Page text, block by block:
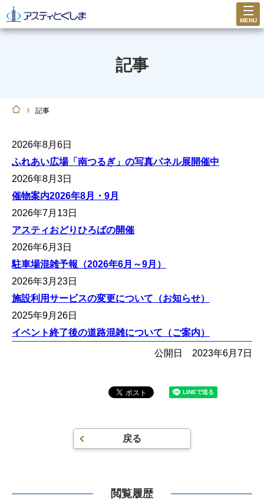
MENU
記事
› 記事
2026年8月6日
ふれあい広場「南つるぎ」の写真パネル展開催中
2026年8月3日
催物案内2026年8月・9月
2026年7月13日
アスティおどりひろばの開催
2026年6月3日
駐車場混雑予報（2026年6月～9月）
2026年3月23日
施設利用サービスの変更について（お知らせ）
2025年9月26日
イベント終了後の道路混雑について（ご案内）
公開日 2023年6月7日
閲覧履歴
戻る